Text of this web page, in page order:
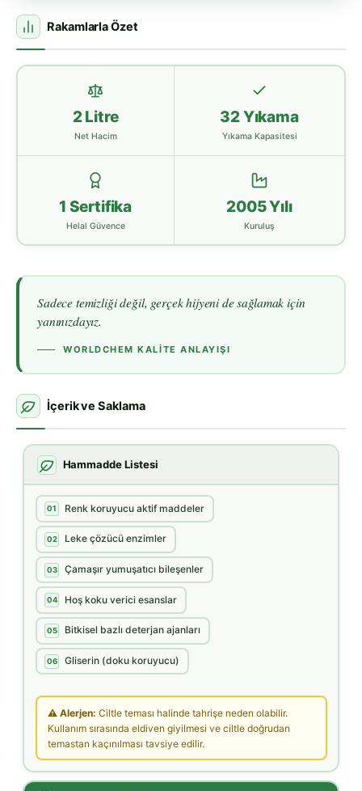
Rakamlarla Özet
2 Litre
Net Hacim
32 Yıkama
Yıkama Kapasitesi
1 Sertifika
Helal Güvence
2005 Yılı
Kuruluş
Sadece temizliği değil, gerçek hijyeni de sağlamak için
yanınızdayız.
WORLDCHEM KALITE ANLAYIŞI
İçerik ve Saklama
Hammadde Listesi
01 Renk koruyucu aktif maddeler
02 Leke çözücü enzimler
03 Çamaşır yumuşatıcı bileşenler
04 Hoş koku verici esanslar
05 Bitkisel bazlı deterjan ajanları
06 Gliserin (doku koruyucu)
⚠ Alerjen: Ciltle teması halinde tahrişe neden olabilir.
Kullanım sırasında eldiven giyilmesi ve ciltle doğrudan
temastan kaçınılması tavsiye edilir.